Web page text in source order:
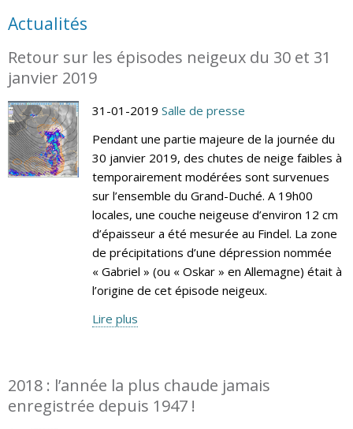
Actualités
Retour sur les épisodes neigeux du 30 et 31
janvier 2019
31-01-2019 Salle de presse
Pendant une partie majeure de la journée du
30 janvier 2019, des chutes de neige faibles à
temporairement modérées sont survenues
sur l’ensemble du Grand-Duché. A 19h00
locales, une couche neigeuse d’environ 12 cm
d’épaisseur a été mesurée au Findel. La zone
de précipitations d’une dépression nommée
« Gabriel » (ou « Oskar » en Allemagne) était à
l’origine de cet épisode neigeux.
Lire plus
2018 : l’année la plus chaude jamais
enregistrée depuis 1947 !